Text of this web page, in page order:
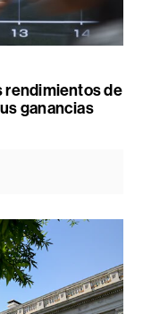
rendimientos de
ganancias